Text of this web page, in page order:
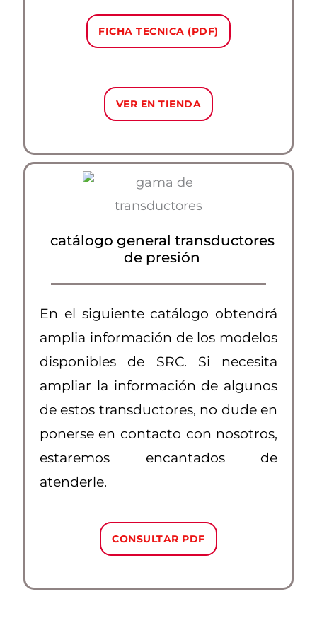
FICHA TECNICA (PDF)
VER EN TIENDA
catálogo general transductores
de presión
En el siguiente catálogo obtendrá
amplia información de los modelos
disponibles de SRC. Si necesita
ampliar la información de algunos
de estos transductores, no dude en
ponerse en contacto con nosotros,
estaremos encantados de
atenderle.
CONSULTAR PDF